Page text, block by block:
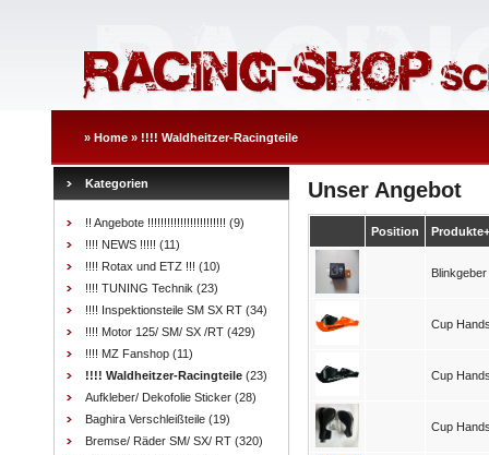
» Home » !!!! Waldheitzer-Racingteile
Kategorien
!! Angebote !!!!!!!!!!!!!!!!!!!!!!!! (9)
!!!! NEWS !!!!! (11)
!!!! Rotax und ETZ !!! (10)
!!!! TUNING Technik (23)
!!!! Inspektionsteile SM SX RT (34)
!!!! Motor 125/ SM/ SX /RT (429)
!!!! MZ Fanshop (11)
!!!! Waldheitzer-Racingteile (23)
Aufkleber/ Dekofolie Sticker (28)
Baghira Verschleißteile (19)
Bremse/ Räder SM/ SX/ RT (320)
Unser Angebot
Position Produkte+
Cup
Cup
Cup